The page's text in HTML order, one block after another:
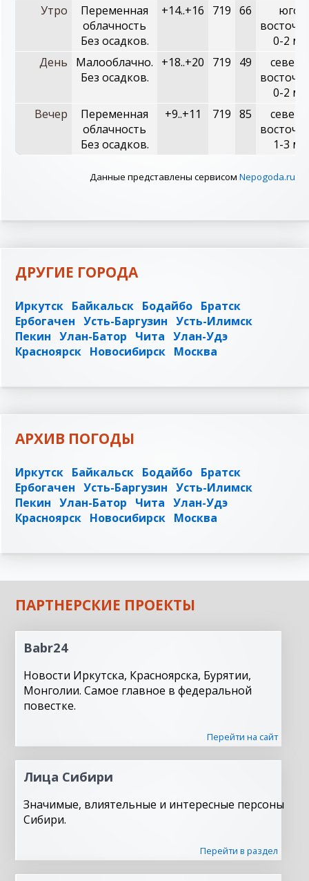
Утро
Переменная
облачность
Без осадков.
+14..+16 719 66
юго-
0-2 м/с
День
Малооблачно.
Без осадков.
+18..+20 719 49
0-2 м/с
Вечер
Переменная
облачность
Без осадков.
+9..+11 719 85
1-3 м/с
Данные представлены сервисом Nepogoda.ru
ДРУГИЕ ГОРОДА
Иркутск Байкальск Бодайбо Братск
Ербогачен Усть-Баргузин Усть-Илимск
Пекин Улан-Батор Чита Улан-Удэ
Красноярск Новосибирск Москва
АРХИВ ПОГОДЫ
Иркутск Байкальск Бодайбо Братск
Ербогачен Усть-Баргузин Усть-Илимск
Пекин Улан-Батор Чита Улан-Удэ
Красноярск Новосибирск Москва
ПАРТНЕРСКИЕ ПРОЕКТЫ
Babr24
Новости Иркутска, Красноярска, Бурятии,
Монголии. Самое главное в федеральной
повестке.
Перейти на сайт
Лица Сибири
Значимые, влиятельные и интересные персоны
Сибири.
Перейти в раздел